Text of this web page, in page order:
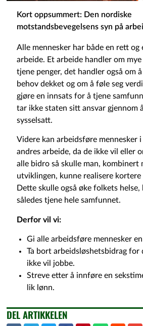
Kort oppsummert: Den nordiske
motstandsbevegelsens syn på
Alle mennesker har både en rett og
arbeide. Et arbeide handler om
tjene penger, det handler også om
behov dekket og om å føle seg
gjøre en innsats for å tjene
tar ikke staten sitt ansvar gjennom
sysselsatt.
Videre kan arbeidsføre mennesker i
andres arbeide, da de ikke vil eller
alle bidro så skulle man, kombinert
utviklingen, kunne realisere kortere
Dette skulle også øke folkets
således tjene hele samfunnet.
Derfor vil vi:
Gi alle arbeidsføre mennesker
Ta bort arbeidsløshetsbidrag for
ikke vil jobbe.
Streve etter å innføre en
lik lønn.
DEL ARTIKKELEN